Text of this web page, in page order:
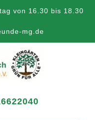
von 16.30 bis 18.30
mg.de